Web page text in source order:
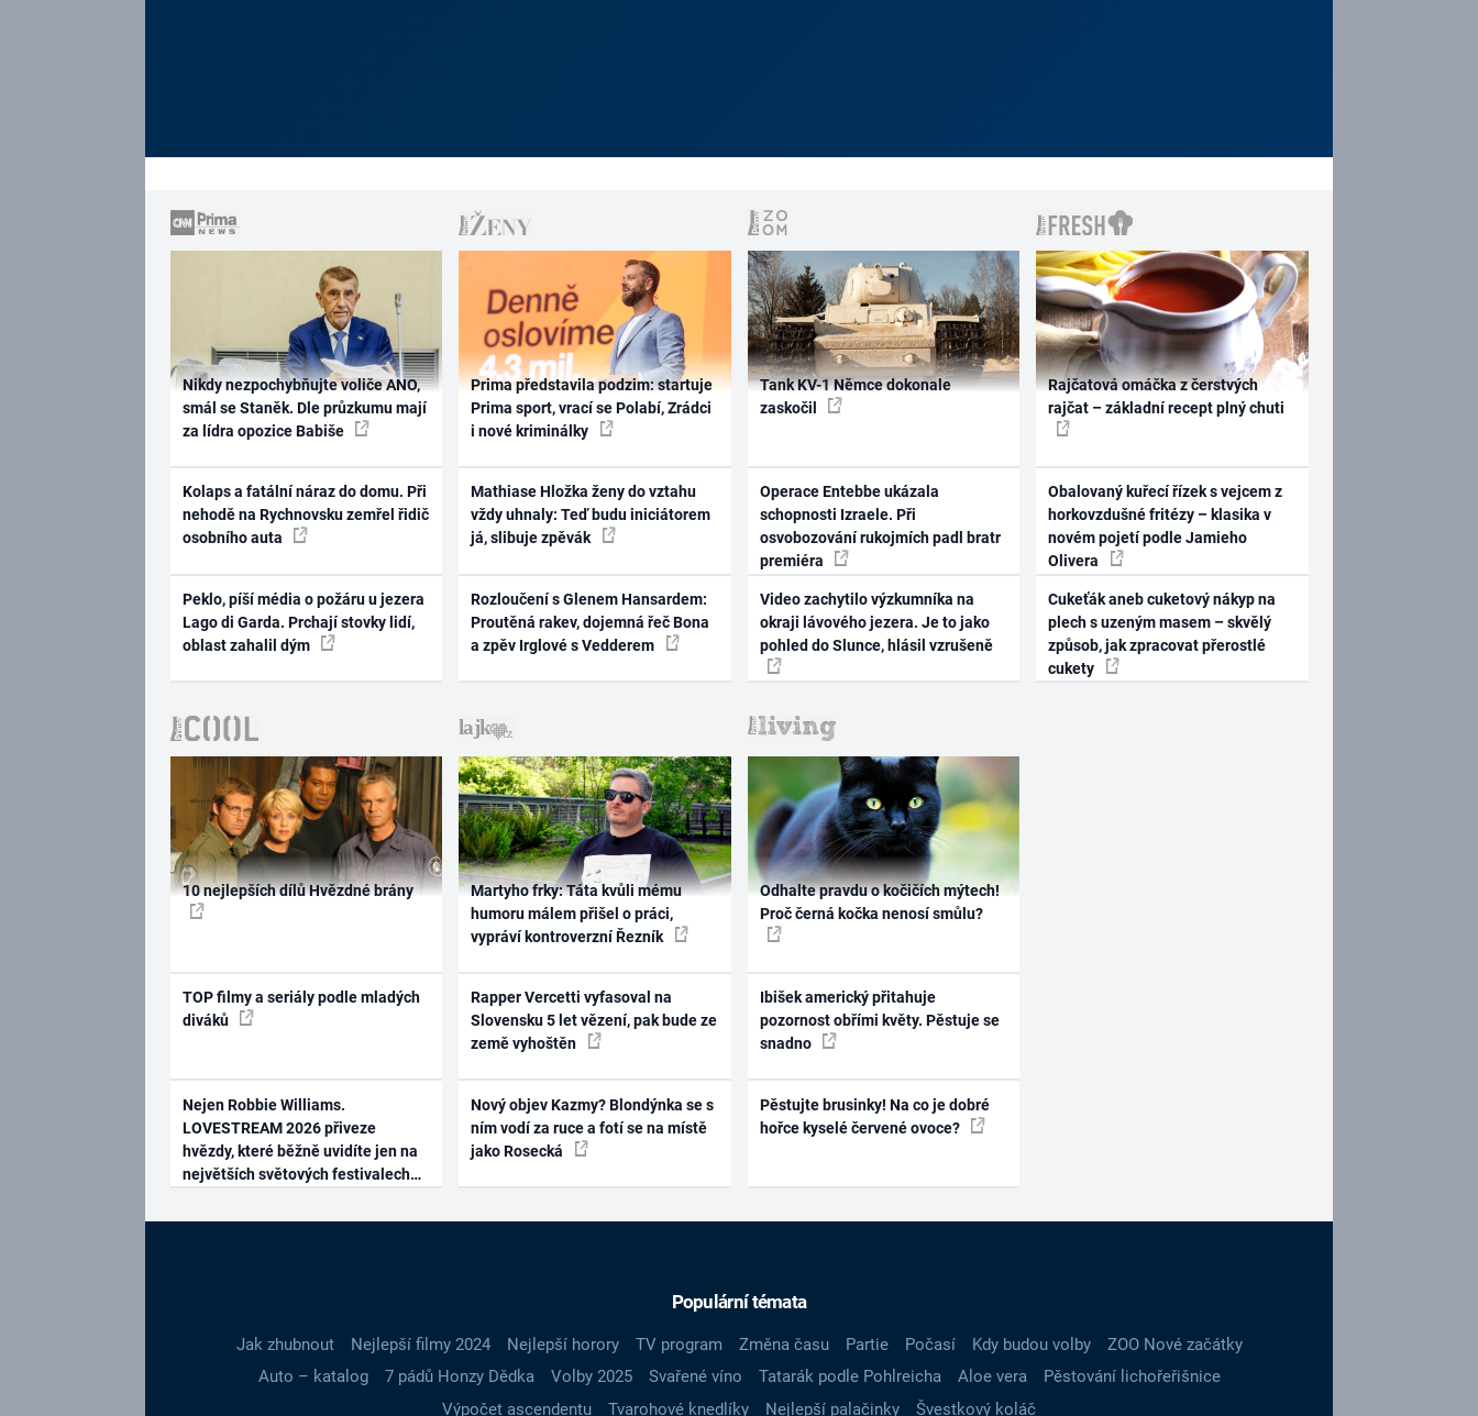
Nikdy nezpochybňujte voliče ANO,
smál se Staněk. Dle průzkumu mají
za lídra opozice Babiše
Kolaps a fatální náraz do domu. Při
nehodě na Rychnovsku zemřel řidič
osobního auta
Peklo, píší média o požáru u jezera
Lago di Garda. Prchají stovky lidí,
oblast zahalil dým
Prima představila podzim: startuje
Prima sport, vrací se Polabí, Zrádci
i nové kriminálky
Mathiase Hložka ženy do vztahu
vždy uhnaly: Teď budu iniciátorem
já, slibuje zpěvák
Rozloučení s Glenem Hansardem:
Proutěná rakev, dojemná řeč Bona
a zpěv Irglové s Vedderem
Tank KV-1 Němce dokonale
zaskočil
Operace Entebbe ukázala
schopnosti Izraele. Při
osvobozování rukojmích padl bratr
premiéra
Video zachytilo výzkumníka na
okraji lávového jezera. Je to jako
pohled do Slunce, hlásil vzrušeně
Rajčatová omáčka z čerstvých
rajčat – základní recept plný chuti
Obalovaný kuřecí řízek s vejcem z
horkovzdušné fritézy – klasika v
novém pojetí podle Jamieho
Olivera
Cukeťák aneb cuketový nákyp na
plech s uzeným masem – skvělý
způsob, jak zpracovat přerostlé
cukety
10 nejlepších dílů Hvězdné brány
TOP filmy a seriály podle mladých
diváků
Nejen Robbie Williams.
LOVESTREAM 2026 přiveze
hvězdy, které běžně uvidíte jen na
největších světových festivalech
Martyho frky: Táta kvůli mému
humoru málem přišel o práci,
vypráví kontroverzní Řezník
Rapper Vercetti vyfasoval na
Slovensku 5 let vězení, pak bude ze
země vyhoštěn
Nový objev Kazmy? Blondýnka se s
ním vodí za ruce a fotí se na místě
jako Rosecká
Odhalte pravdu o kočičích mýtech!
Proč černá kočka nenosí smůlu?
Ibišek americký přitahuje
pozornost obřími květy. Pěstuje se
snadno
Pěstujte brusinky! Na co je dobré
hořce kyselé červené ovoce?
Populární témata
Jak zhubnout Nejlepší filmy 2024 Nejlepší horory TV program Změna času Partie Počasí Kdy budou volby
ZOO Nové začátky
Auto – katalog
7 pádů Honzy Dědka Volby 2025 Svařené víno Tatarák podle Pohlreicha Aloe vera
Pěstování lichořeřišnice
Výpočet ascendentu
Tvarohové knedlíky Nejlepší palačinky Švestkový koláč